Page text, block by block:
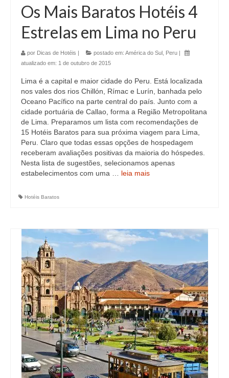
Os Mais Baratos Hotéis 4
Estrelas em Lima no Peru
por Dicas de Hotéis | postado em: América do Sul Peru |
atualizado em: 1 de outubro de 2015
Lima é a capital e maior cidade do Peru. Está localizada
nos vales dos rios Chillón, Rímac e Lurín, banhada pelo
Oceano Pacífico na parte central do país. Junto com a
cidade portuária de Callao, forma a Região Metropolitana
de Lima. Preparamos um lista com recomendações de
15 Hotéis Baratos para sua próxima viagem para Lima,
Peru. Claro que todas essas opções de hospedagem
receberam avaliações positivas da maioria do hóspedes.
Nesta lista de sugestões, selecionamos apenas
estabelecimentos com uma … leia mais
Hotéis Baratos